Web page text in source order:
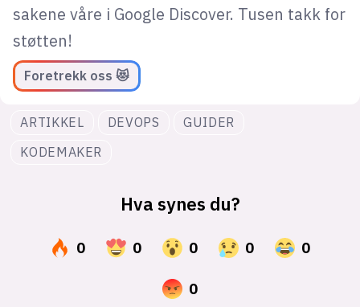
sakene våre i Google Discover. Tusen takk for
støtten!
Foretrekk oss 😻
ARTIKKEL DEVOPS
GUIDER
KODEMAKER